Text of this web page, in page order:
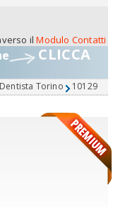
ilModulo Contatti
CLICCA
Torino 10129